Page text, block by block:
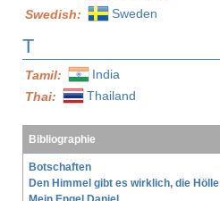
Swedish:
Sweden
T
Tamil:
India
Thai:
Thailand
Bibliographie
Botschaften
Den Himmel gibt es wirklich, die